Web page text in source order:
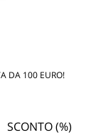
DA 100 EURO!
SCONTO (%)